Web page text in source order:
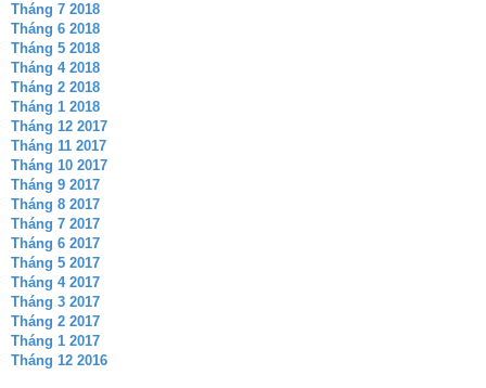
Tháng 7 2018
Tháng 6 2018
Tháng 5 2018
Tháng 4 2018
Tháng 2 2018
Tháng 1 2018
Tháng 12 2017
Tháng 11 2017
Tháng 10 2017
Tháng 9 2017
Tháng 8 2017
Tháng 7 2017
Tháng 6 2017
Tháng 5 2017
Tháng 4 2017
Tháng 3 2017
Tháng 2 2017
Tháng 1 2017
Tháng 12 2016